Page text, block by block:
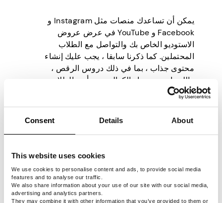
Consent Details About
This website uses cookies
We use cookies to personalise content and ads, to provide social media
features and to analyse our traffic.
We also share information about your use of our site with our social media,
advertising and analytics partners.
They may combine it with other information that you’ve provided to them or
يمكن أن تساعدك منصات مثل Instagram و
Facebook و YouTube في عرض عروض
الاستوديو الخاص بك والتواصل مع الطلاب
المحتملين. كما ذكرنا سابقا ، يجب عليك إنشاء
محتوى جذاب ، بما في ذلك دروس الرقص ،
واللمحات من وراء الكواليس ، وأبرز الطلاب ،
لإثارة الاهتمام وتعزيز المجتمع.
من المهم التفاعل مع جمهورك بانتظام ، ومعالجة
أي أسئلة أو مخاوف قد تكون لديهم على الفور ،
والسعي بنشاط للحصول على تعليقات ومراجعات
مصداقيتك ويعزز شعورا قويا بالثقة بينك وبين
جمهورك.
3. استثمر في موقع ويب احترافي